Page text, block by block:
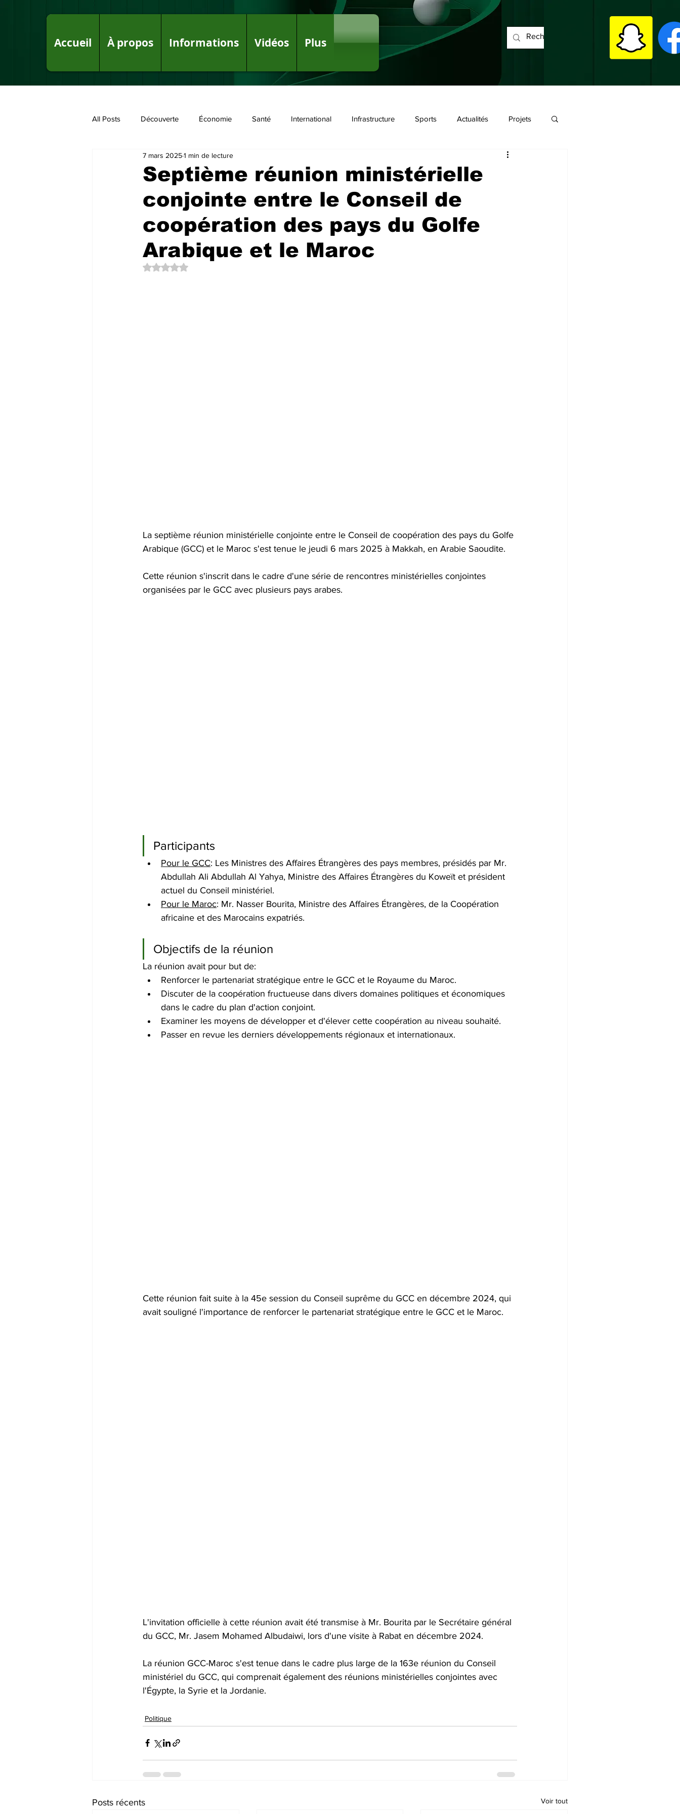
Accueil À propos Informations Vidéos Plus
All Posts Découverte Économie Santé International Infrastructure Sports Actualités Projets
Fake News sur le Royaume Politique
Septième réunion ministérielle
conjointe entre le Conseil de
coopération des pays du Golfe
Arabique et le Maroc
7 mars 20251 min de lecture
Noté NaN étoiles sur 5.
La septième réunion ministérielle conjointe entre le Conseil de coopération des pays du Golfe
Arabique (GCC) et le Maroc s'est tenue le jeudi 6 mars 2025 à Makkah, en Arabie Saoudite.
Cette réunion s'inscrit dans le cadre d'une série de rencontres ministérielles conjointes
organisées par le GCC avec plusieurs pays arabes.
Participants
Pour le GCC: Les Ministres des Affaires Étrangères des pays membres, présidés par Mr.
Abdullah Ali Abdullah Al Yahya, Ministre des Affaires Étrangères du Koweït et président
actuel du Conseil ministériel.
Pour le Maroc: Mr. Nasser Bourita, Ministre des Affaires Étrangères, de la Coopération
africaine et des Marocains expatriés.
Objectifs de la réunion
La réunion avait pour but de:
Renforcer le partenariat stratégique entre le GCC et le Royaume du Maroc.
Discuter de la coopération fructueuse dans divers domaines politiques et économiques
dans le cadre du plan d'action conjoint.
Examiner les moyens de développer et d'élever cette coopération au niveau souhaité.
Passer en revue les derniers développements régionaux et internationaux.
Cette réunion fait suite à la 45e session du Conseil suprême du GCC en décembre 2024, qui
avait souligné l'importance de renforcer le partenariat stratégique entre le GCC et le Maroc.
L'invitation officielle à cette réunion avait été transmise à Mr. Bourita par le Secrétaire général
du GCC, Mr. Jasem Mohamed Albudaiwi, lors d'une visite à Rabat en décembre 2024.
La réunion GCC-Maroc s'est tenue dans le cadre plus large de la 163e réunion du Conseil
ministériel du GCC, qui comprenait également des réunions ministérielles conjointes avec
l'Égypte, la Syrie et la Jordanie.
Politique
Posts récents Voir tout